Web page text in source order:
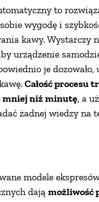
to
wygodę i
kawy. Wystarczy
urządzenie
je dozowało,
Całość procesu
mniej niż minutę, a
żadnej wiedzy na
modele
dają możliwość